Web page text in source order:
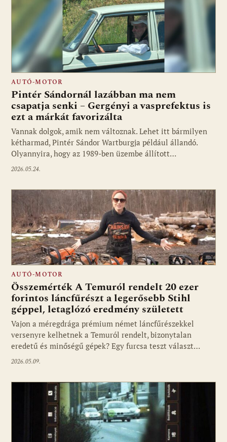
AUTÓ-MOTOR
Pintér Sándornál lazábban ma nem
csapatja senki – Gergényi a vasprefektus is
ezt a márkát favorizálta
Vannak dolgok, amik nem változnak. Lehet itt bármilyen
kétharmad, Pintér Sándor Wartburgja például állandó.
Olyannyira, hogy az 1989-ben üzembe állított…
2026.05.24.
AUTÓ-MOTOR
Összemérték A Temuról rendelt 20 ezer
forintos láncfűrészt a legerősebb Stihl
géppel, letaglózó eredmény született
Vajon a méregdrága prémium német láncfűrészekkel
versenyre kelhetnek a Temuról rendelt, bizonytalan
eredetű és minőségű gépek? Egy furcsa teszt választ…
2026.05.09.